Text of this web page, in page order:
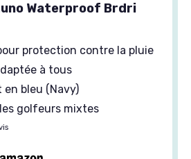
Waterproof Brdri
protection contre la pluie
à tous
en bleu (Navy)
golfeurs mixtes